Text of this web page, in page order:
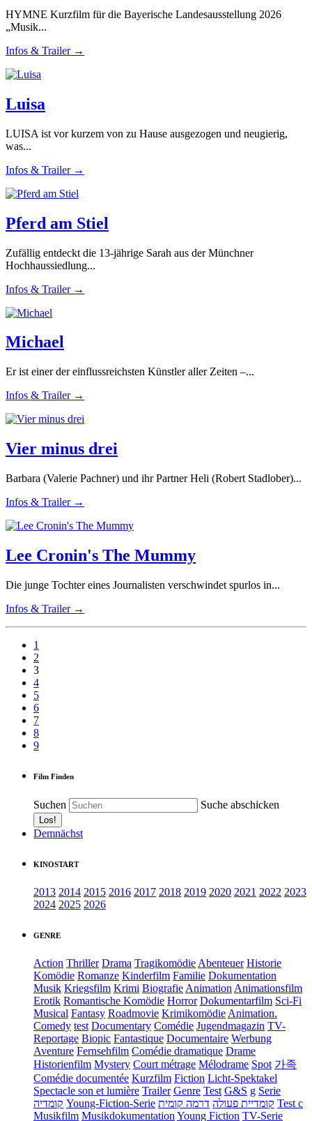
HYMNE Kurzfilm für die Bayerische Landesausstellung 2026
„Musik...
Infos & Trailer →
Luisa
LUISA ist vor kurzem von zu Hause ausgezogen und neugierig,
was...
Infos & Trailer →
Pferd am Stiel
Zufällig entdeckt die 13-jährige Sarah aus der Münchner
Hochhaussiedlung...
Infos & Trailer →
Michael
Er ist einer der einflussreichsten Künstler aller Zeiten –...
Infos & Trailer →
Vier minus drei
Barbara (Valerie Pachner) und ihr Partner Heli (Robert Stadlober)...
Infos & Trailer →
Lee Cronin's The Mummy
Die junge Tochter eines Journalisten verschwindet spurlos in...
Infos & Trailer →
1
2
3
4
5
6
7
8
9
Film Finden
Suchen Suche abschicken
Demnächst
KINOSTART
2013 2014 2015 2016 2017 2018 2019 2020 2021 2022 2023
2024 2025 2026
GENRE
Action Thriller Drama Tragikomödie Abenteuer Historie
Komödie Romanze Kinderfilm Familie Dokumentation
Musik Kriegsfilm Krimi Biografie Animation Animationsfilm
Erotik Romantische Komödie Horror Dokumentarfilm Sci-Fi
Musical Fantasy Roadmovie Krimikomödie Animation.
Comedy test Documentary Comédie Jugendmagazin TV-
Reportage Biopic Fantastique Documentaire Werbung
Aventure Fernsehfilm Comédie dramatique Drame
Historienfilm Mystery Court métrage Mélodrame Spot 가족
Comédie documentée Kurzfilm Fiction Licht-Spektakel
Spectacle son et lumière Trailer Genre Test G&S g Serie
קומדיה Young-Fiction-Serie קומדיית פעולה דרמה קומית
Test c
Musikfilm Musikdokumentation Young Fiction TV-Serie